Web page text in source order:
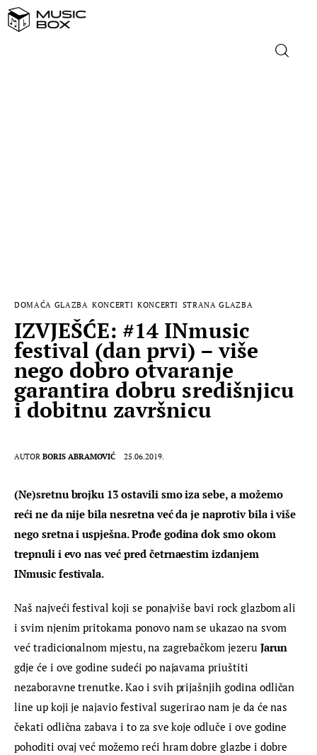
DOMAĆA GLAZBA KONCERTI KONCERTI STRANA GLAZBA
IZVJEŠĆE: #14 INmusic
festival (dan prvi) – više
nego dobro otvaranje
garantira dobru središnjicu
i dobitnu završnicu
AUTOR BORIS ABRAMOVIĆ 25.06.2019.
(Ne)sretnu brojku 13 ostavili smo iza sebe, a možemo
reći ne da nije bila nesretna već da je naprotiv bila i više
nego sretna i uspješna. Prođe godina dok smo okom
trepnuli i evo nas već pred četrnaestim izdanjem
INmusic festivala.
Naš najveći festival koji se ponajviše bavi rock glazbom ali
i svim njenim pritokama ponovo nam se ukazao na svom
već tradicionalnom mjestu, na zagrebačkom jezeru Jarun
gdje će i ove godine sudeći po najavama priuštiti
nezaboravne trenutke. Kao i svih prijašnjih godina odličan
line up koji je najavio festival sugerirao nam je da će nas
čekati odlična zabava i to za sve koje odluče i ove godine
pohoditi ovaj već možemo reći hram dobre glazbe i dobre